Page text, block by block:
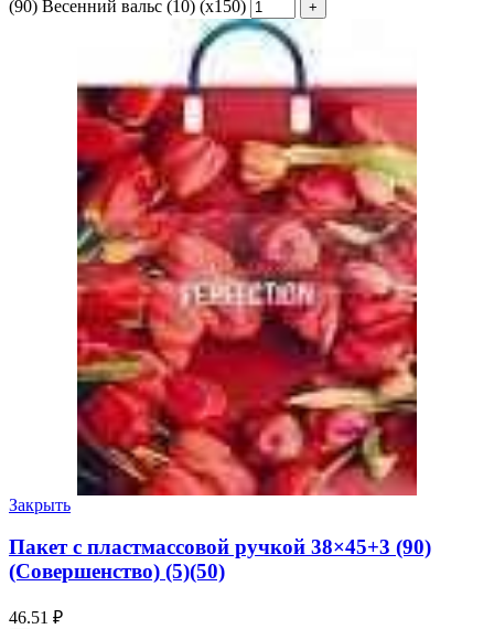
(90) Весенний вальс (10) (х150)
Закрыть
Пакет с пластмассовой ручкой 38×45+3 (90)
(Совершенство) (5)(50)
46.51 ₽